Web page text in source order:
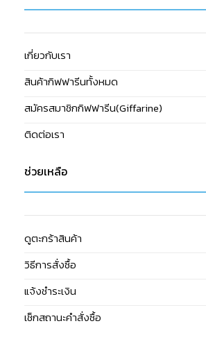
เกี่ยวกับเรา
สินค้ากิฟฟารีนทั้งหมด
สมัครสมาชิกกิฟฟารีน(Giffarine)
ติดต่อเรา
ช่วยเหลือ
ดูตะกร้าสินค้า
วิธีการสั่งซื้อ
แจ้งชำระเงิน
เช็กสถานะคำสั่งซื้อ